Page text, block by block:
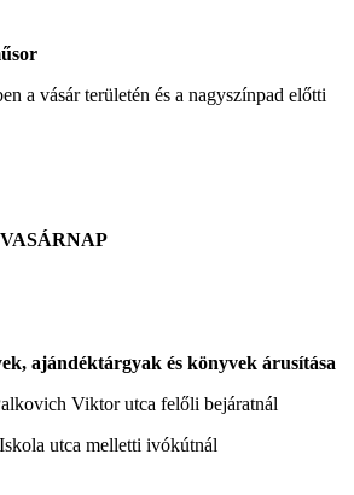
a vásár területén és a nagyszínpad előtti
VASÁRNAP
ajándéktárgyak és könyvek árusítása
Viktor utca felőli bejáratnál
utca melletti ivókútnál